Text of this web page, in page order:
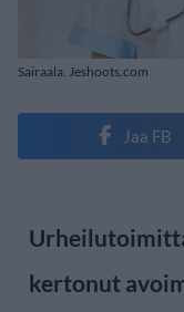
Sairaala. Jeshoots.com
Jaa FB
kertonut